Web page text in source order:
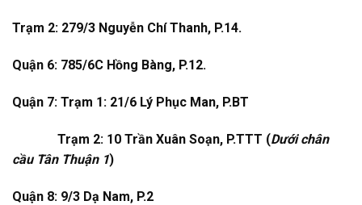
Trạm 2: 279/3 Nguyễn Chí Thanh, P.14.
Quận 6: 785/6C Hồng Bàng, P.12.
Quận 7: Trạm 1: 21/6 Lý Phục Man, P.BT
Trạm 2: 10 Trần Xuân Soạn, P.TTT (Dưới chân
cầu Tân Thuận 1)
Quận 8: 9/3 Dạ Nam, P.2